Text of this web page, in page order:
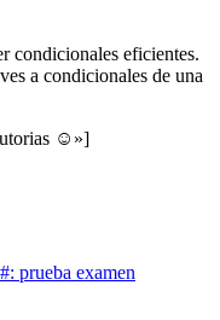
condicionales eficientes.
a condicionales de una
☺»]